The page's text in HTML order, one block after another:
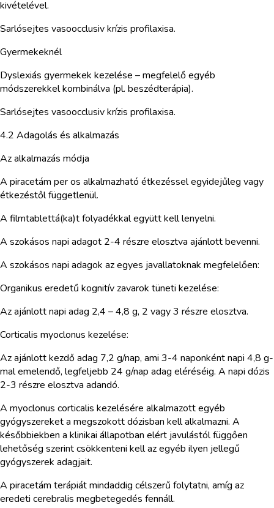
kivételével.
Sarlósejtes vasoocclusiv krízis profilaxisa.
Gyermekeknél
Dyslexiás gyermekek kezelése – megfelelő egyéb
módszerekkel kombinálva (pl. beszédterápia).
Sarlósejtes vasoocclusiv krízis profilaxisa.
4.2 Adagolás és alkalmazás
Az alkalmazás módja
A piracetám per os alkalmazható étkezéssel egyidejűleg vagy
étkezéstől függetlenül.
A filmtablettá(ka)t folyadékkal együtt kell lenyelni.
A szokásos napi adagot 2-4 részre elosztva ajánlott bevenni.
A szokásos napi adagok az egyes javallatoknak megfelelően:
Organikus eredetű kognitív zavarok tüneti kezelése:
Az ajánlott napi adag 2,4 – 4,8 g, 2 vagy 3 részre elosztva.
Corticalis myoclonus kezelése:
Az ajánlott kezdő adag 7,2 g/nap, ami 3-4 naponként napi 4,8 g-
mal emelendő, legfeljebb 24 g/nap adag eléréséig. A napi dózis
2-3 részre elosztva adandó.
A myoclonus corticalis kezelésére alkalmazott egyéb
gyógyszereket a megszokott dózisban kell alkalmazni. A
későbbiekben a klinikai állapotban elért javulástól függően
lehetőség szerint csökkenteni kell az egyéb ilyen jellegű
gyógyszerek adagjait.
A piracetám terápiát mindaddig célszerű folytatni, amíg az
eredeti cerebralis megbetegedés fennáll.